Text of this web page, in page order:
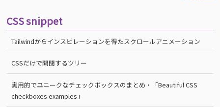
CSS snippet
Tailwindからインスピレーションを得たスクロールアニメーション
CSSだけで開閉するツリー
実用的でユニークなチェックボックスのまとめ・「Beautiful CSS
checkboxes examples」